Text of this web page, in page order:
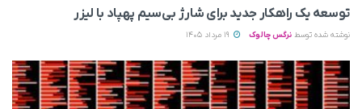
توسعه یک راهکار جدید برای شارژ بی‌سیم پهپاد با لیزر
نوشته شده توسط نرگس چالوک